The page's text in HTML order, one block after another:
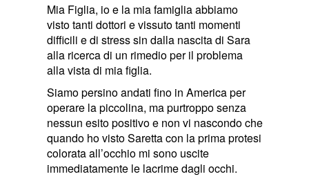
Mia Figlia, io e la mia famiglia abbiamo
visto tanti dottori e vissuto tanti momenti
difficili e di stress sin dalla nascita di Sara
alla ricerca di un rimedio per il problema
alla vista di mia figlia.
Siamo persino andati fino in America per
operare la piccolina, ma purtroppo senza
nessun esito positivo e non vi nascondo che
quando ho visto Saretta con la prima protesi
colorata all’occhio mi sono uscite
immediatamente le lacrime dagli occhi.